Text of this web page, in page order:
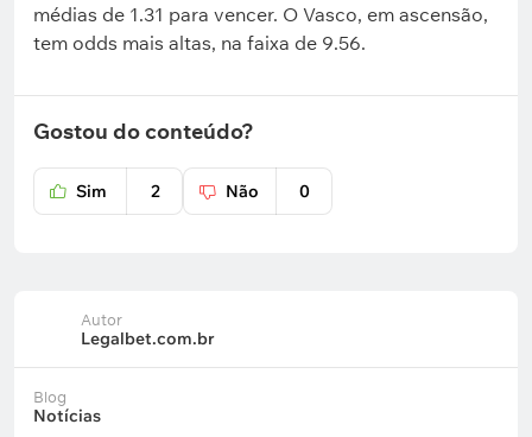
médias de 1.31 para vencer. O Vasco, em ascensão,
tem odds mais altas, na faixa de 9.56.
Gostou do conteúdo?
Sim 2 Não 0
Autor
Legalbet.com.br
Blog
Notícias